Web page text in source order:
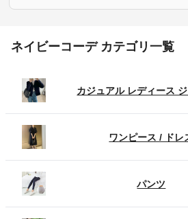
ネイビーコーデ カテゴリ一覧
カジュアル レディース
ワンピース / ドレ
パンツ